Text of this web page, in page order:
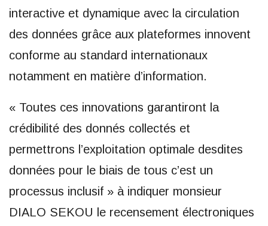
interactive et dynamique avec la circulation
des données grâce aux plateformes innovent
conforme au standard internationaux
notamment en matière d’information.
« Toutes ces innovations garantiront la
crédibilité des donnés collectés et
permettrons l’exploitation optimale desdites
données pour le biais de tous c’est un
processus inclusif » à indiquer monsieur
DIALO SEKOU le recensement électroniques